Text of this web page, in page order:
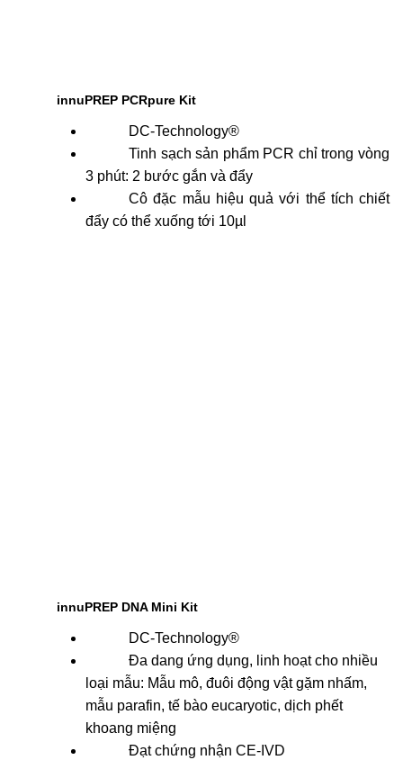
innuPREP PCRpure Kit
DC-Technology®
Tinh sạch sản phẩm PCR chỉ trong vòng
3 phút: 2 bước gắn và đẩy
Cô đặc mẫu hiệu quả với thể tích chiết
đẩy có thể xuống tới 10µl
innuPREP DNA Mini Kit
DC-Technology®
Đa dang ứng dụng, linh hoạt cho nhiều
loại mẫu: Mẫu mô, đuôi động vật gặm nhấm,
mẫu parafin, tế bào eucaryotic, dịch phết
khoang miệng
Đạt chứng nhận CE-IVD